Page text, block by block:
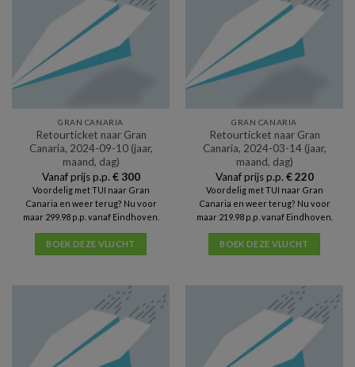
GRAN CANARIA
Retourticket naar Gran
Canaria, 2024-09-10 (jaar,
maand, dag)
Vanaf prijs p.p. €300
Voordelig met TUI naar Gran
Canaria en weer terug? Nu voor
maar 299.98 p.p. vanaf Eindhoven.
BOEK DEZE VLUCHT
GRAN CANARIA
Retourticket naar Gran
Canaria, 2024-03-14 (jaar,
maand, dag)
Vanaf prijs p.p. €220
Voordelig met TUI naar Gran
Canaria en weer terug? Nu voor
maar 219.98 p.p. vanaf Eindhoven.
BOEK DEZE VLUCHT